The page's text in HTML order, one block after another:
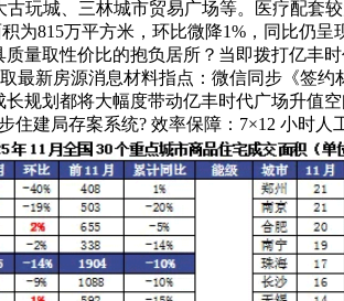
玩城、三林城市贸易广场等。医疗配套
815万平方米，环比微降1%，同比仍
量取性价比的抱负居所？当即拨打亿丰
新房源消息材料指点：微信同步《签约
规划都将大幅度带动亿丰时代广场升值
建局存案系统? 效率保障：7×12 小时